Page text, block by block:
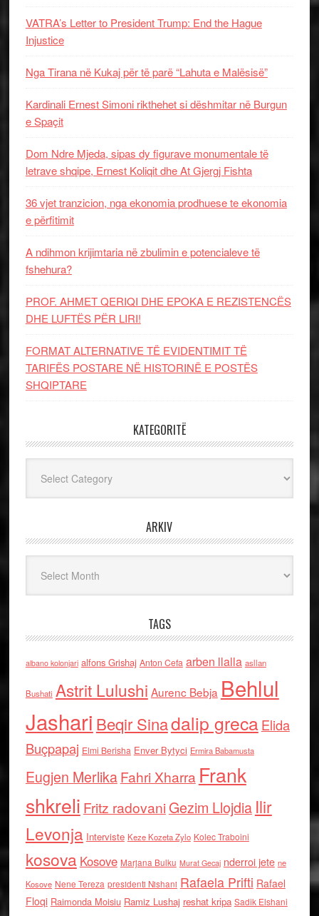
VATRA’s Letter to President Trump: End the Hague
Injustice
Nga Tirana në Kukaj për të parë “Lahuta e Malësisë”
Kardinali Ernest Simoni rikthehet si dëshmitar në Burgun
e Spaçit
Dom Ndre Mjeda, sipas dy figurave monumentale të
letrave shqipe, Ernest Koliqit dhe At Gjergj Fishta
36 vjet tranzicion, nga ekonomia prodhuese te ekonomia
e përfitimit
A ndihmon krijimtaria në zbulimin e potencialeve të
fshehura?
PROF. AHMET QERIQI DHE EPOKA E REZISTENCЁS
DHE LUFTЁS PЁR LIRI!
FORMAT ALTERNATIVE TË EVIDENTIMIT TË
TARIFËS POSTARE NË HISTORINË E POSTËS
SHQIPTARE
KATEGORITË
ARKIV
TAGS
albano kolonjari alfons Grishaj Anton Cefa arben llalla asllan
Bushati Astrit Lulushi Aurenc Bebja Behlul
Jashari Beqir Sinadalip grecaElida
Buçpapaj Elmi Berisha Enver Bytyci Ermira Babamusta
Eugjen MerlikaFahri Xharra Frank
shkreli Fritz radovaniGezim Llojdia Ilir
Levonja Interviste Keze Kozeta Zylo Kolec Traboini
kosova Kosove Marjana Bulku Murat Gecaj nderroi jete ne
Kosove Nene Tereza presidenti Nishani Rafaela Prifti Rafael
Floqi Raimonda Moisiu Ramiz Lushaj reshat kripa Sadik Elshani